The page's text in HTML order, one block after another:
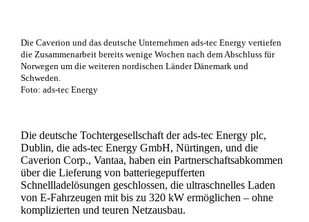
Die Caverion und das deutsche Unternehmen ads-tec Energy vertiefen
die Zusammenarbeit bereits wenige Wochen nach dem Abschluss für
Norwegen um die weiteren nordischen Länder Dänemark und
Schweden.
Foto: ads-tec Energy
Die deutsche Tochtergesellschaft der ads-tec Energy plc,
Dublin, die ads-tec Energy GmbH, Nürtingen, und die
Caverion Corp., Vantaa, haben ein Partnerschaftsabkommen
über die Lieferung von batteriegepufferten
Schnellladelösungen geschlossen, die ultraschnelles Laden
von E-Fahrzeugen mit bis zu 320 kW ermöglichen – ohne
komplizierten und teuren Netzausbau.